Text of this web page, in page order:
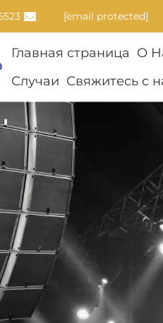
[email protected]
Главная страница О
Случаи Свяжитесь с